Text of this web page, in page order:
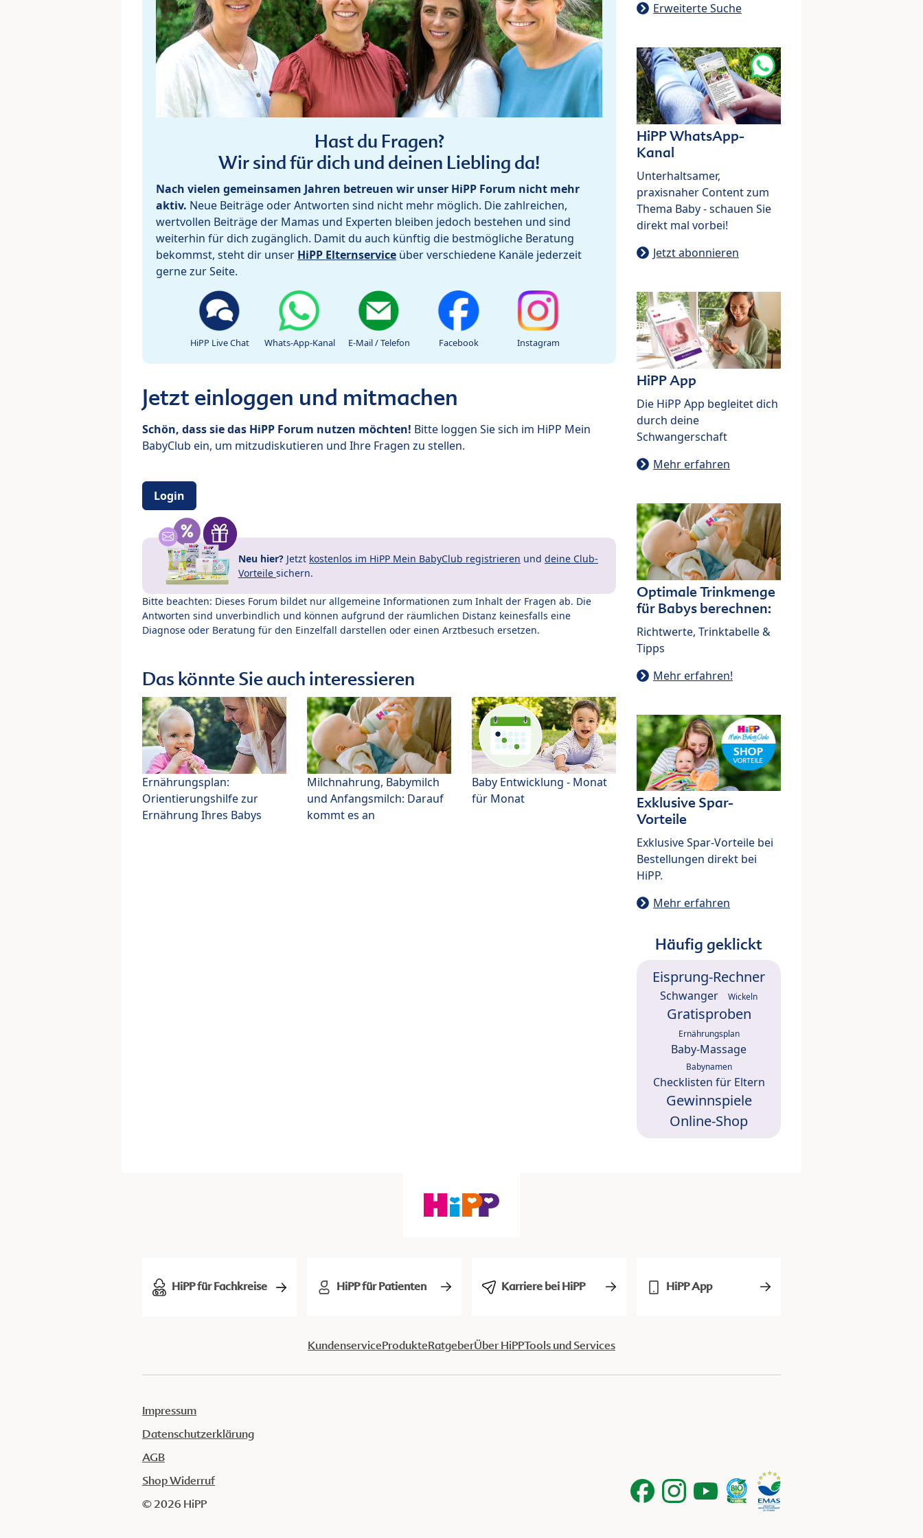
Hast du Fragen?
Wir sind für dich und deinen Liebling da!
Nach vielen gemeinsamen Jahren betreuen wir unser HiPP Forum nicht mehr
aktiv. Neue Beiträge oder Antworten sind nicht mehr möglich. Die zahlreichen,
wertvollen Beiträge der Mamas und Experten bleiben jedoch bestehen und sind
weiterhin für dich zugänglich. Damit du auch künftig die bestmögliche Beratung
bekommst, steht dir unser HiPP Elternservice über verschiedene Kanäle jederzeit
gerne zur Seite.
HiPP Live Chat Whats-App-Kanal E-Mail / Telefon Facebook Instagram
Jetzt einloggen und mitmachen
Schön, dass sie das HiPP Forum nutzen möchten! Bitte loggen Sie sich im HiPP Mein
BabyClub ein, um mitzudiskutieren und Ihre Fragen zu stellen.
Login
Neu hier? Jetzt kostenlos im HiPP Mein BabyClub registrieren und deine Club-
Vorteile sichern.
Bitte beachten: Dieses Forum bildet nur allgemeine Informationen zum Inhalt der Fragen ab. Die
Antworten sind unverbindlich und können aufgrund der räumlichen Distanz keinesfalls eine
Diagnose oder Beratung für den Einzelfall darstellen oder einen Arztbesuch ersetzen.
Das könnte Sie auch interessieren
Ernährungsplan:
Orientierungshilfe zur
Ernährung Ihres Babys
Milchnahrung, Babymilch
und Anfangsmilch: Darauf
kommt es an
Baby Entwicklung - Monat
für Monat
Erweiterte Suche
HiPP WhatsApp-
Kanal
Unterhaltsamer,
praxisnaher Content zum
Thema Baby - schauen Sie
direkt mal vorbei!
Jetzt abonnieren
HiPP App
Die HiPP App begleitet dich
durch deine
Schwangerschaft
Mehr erfahren
Optimale Trinkmenge
für Babys berechnen:
Richtwerte, Trinktabelle &
Tipps
Mehr erfahren!
Exklusive Spar-
Vorteile
Exklusive Spar-Vorteile bei
Bestellungen direkt bei
HiPP.
Mehr erfahren
Häufig geklickt
Eisprung-Rechner
Schwanger Wickeln
Gratisproben
Ernährungsplan
Baby-Massage
Babynamen
Checklisten für Eltern
Gewinnspiele
Online-Shop
HiPP für Fachkreise HiPP für Patienten Karriere bei HiPP HiPP App
KundenserviceProdukteRatgeberÜber HiPPTools und Services
Impressum
Datenschutzerklärung
AGB
Shop Widerruf
© 2026 HiPP